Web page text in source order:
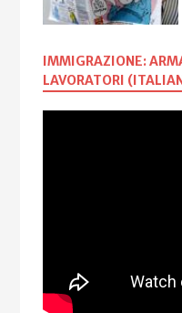
IMMIGRAZIONE:
LAVORATORI